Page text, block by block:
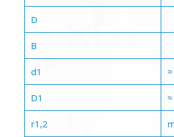
D
B
d1 ≈
D1 ≈
r1,2